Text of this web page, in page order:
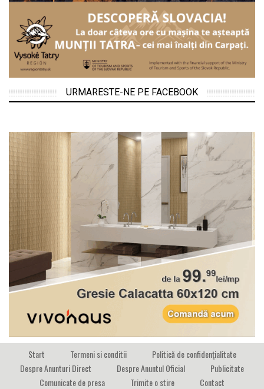
URMARESTE-NE PE FACEBOOK
Start Termeni si conditii
Politică de confidențialitate
Despre Anunturi Direct
Despre Anuntul Oficial
Publicitate
Comunicate de presa
Trimite o stire Contact